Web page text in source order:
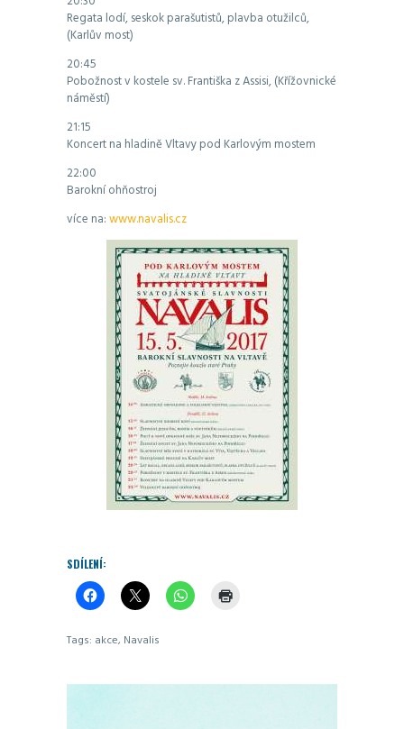
Regata lodí, seskok parašutistů, plavba otužilců,
(Karlův most)
20:45
Pobožnost v kostele sv. Františka z Assisi, (Křížovnické
náměstí)
21:15
Koncert na hladině Vltavy pod Karlovým mostem
22:00
Barokní ohňostroj
více na:www.navalis.cz
SDÍLENÍ:
Tags: akce, Navalis